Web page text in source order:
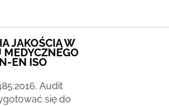
JAKOŚCIĄ W
EN ISO
Audit
się do